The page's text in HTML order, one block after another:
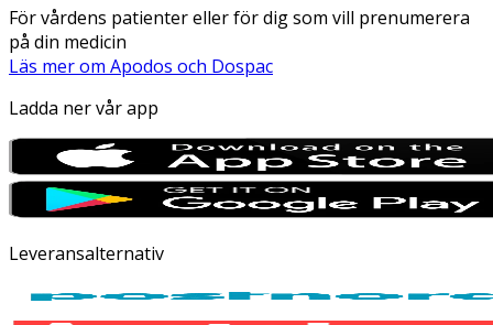
För vårdens patienter eller för dig som vill prenumerera
på din medicin
Läs mer om Apodos och Dospac
Ladda ner vår app
Leveransalternativ